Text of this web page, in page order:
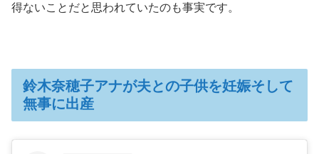
得ないことだと思われていたのも事実です。
鈴木奈穂子アナが夫との子供を妊娠そして
無事に出産